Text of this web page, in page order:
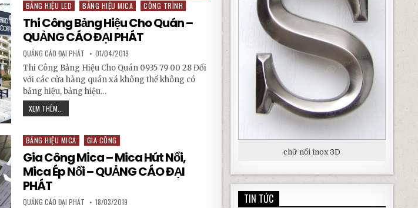
BẢNG HIỆU LED
BẢNG HIỆU MICA CÔNG TRÌNH
Thi Công Bảng Hiệu Cho Quán –
QUẢNG CÁO ĐẠI PHÁT
AUTHOR:
QUẢNG CÁO ĐẠI PHÁT PUBLISHED DATE:
01/04/2019
Thi Công Bảng Hiệu Cho Quán 0935 79 00 28 Đối
với các cửa hàng quán xá không thể không có
bảng hiệu, bảng hiệu…
XEM THÊM...
Posted in
BẢNG HIỆU MICA GIA CÔNG
Gia Công Mica – Mica Hút Nổi,
Mica Ép Nổi – QUẢNG CÁO ĐẠI
PHÁT
AUTHOR:
QUẢNG CÁO ĐẠI PHÁT PUBLISHED DATE:
18/03/2019
chữ nổi inox 3D
TIN TỨC